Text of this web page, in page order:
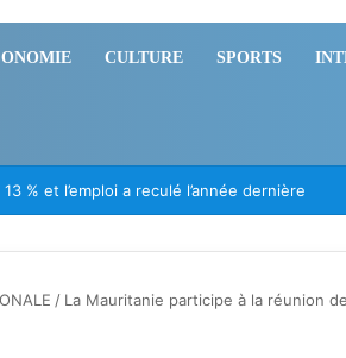
CULTURE SPORTS
au Mali
/ La Mauritanie participe à la réunion